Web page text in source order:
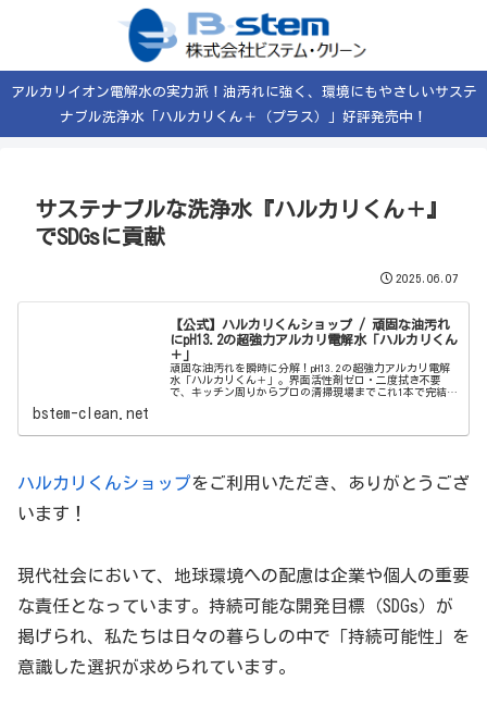
アルカリイオン電解水の実力派！油汚れに強く、環境にもやさしいサステ
ナブル洗浄水「ハルカリくん＋（プラス）」好評発売中！
サステナブルな洗浄水『ハルカリくん＋』
でSDGsに貢献
2025.06.07
【公式】ハルカリくんショップ / 頑固な油汚れ
にpH13.2の超強力アルカリ電解水「ハルカリくん
＋」
頑固な油汚れを瞬時に分解！pH13.2の超強力アルカリ電解
水「ハルカリくん＋」。界面活性剤ゼロ・二度拭き不要
で、キッチン周りからプロの清掃現場までこれ1本で完結。
bstem-clean.net
ハルカリくんショップをご利用いただき、ありがとうござ
います！
現代社会において、地球環境への配慮は企業や個人の重要
な責任となっています。持続可能な開発目標（SDGs）が
掲げられ、私たちは日々の暮らしの中で「持続可能性」を
意識した選択が求められています。